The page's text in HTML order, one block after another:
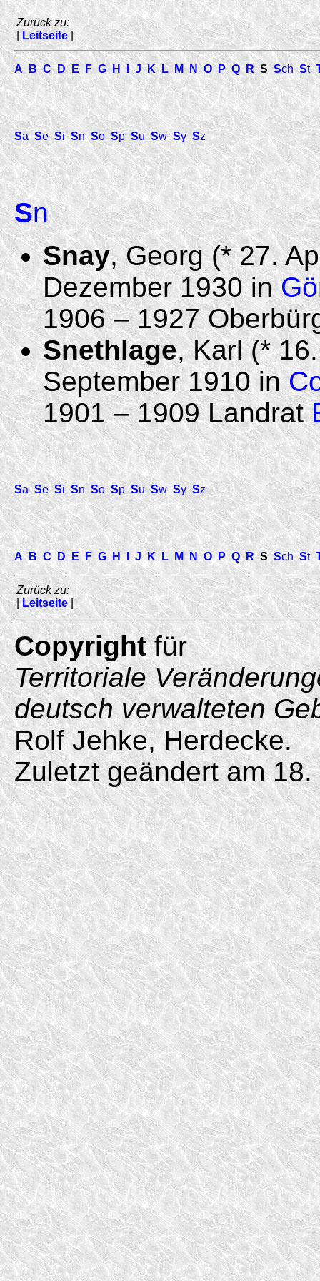
Zurück zu:
| Leitseite |
A B C D E F G H I J K L M N O P Q R S Sch St
Sa Se Si Sn So Sp Su Sw Sy Sz
Sn
Snay, Georg (* 27.
Dezember 1930 in
1906 – 1927
Snethlage, Karl (*
September 1910 in
1901 – 1909 Landrat
Sa Se Si Sn So Sp Su Sw Sy Sz
A B C D E F G H J K L M N O P Q R S Sch St
Zurück zu:
|Leitseite|
Copyrightfür
Territoriale
deutsch verwalteten
Rolf Jehke, Herdecke.
Zuletzt geändert am